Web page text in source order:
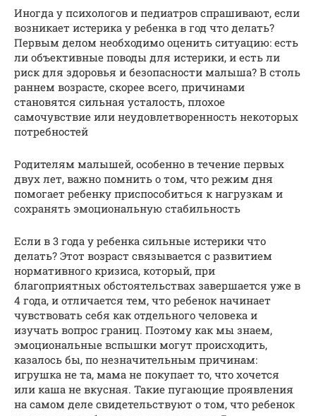
Иногда у психологов и педиатров спрашивают, если
возникает истерика у ребенка в год что делать?
Первым делом необходимо оценить ситуацию: есть
ли объективные поводы для истерики, и есть ли
риск для здоровья и безопасности малыша? В столь
раннем возрасте, скорее всего, причинами
становятся сильная усталость, плохое
самочувствие или неудовлетворенность некоторых
потребностей
Родителям малышей, особенно в течение первых
двух лет, важно помнить о том, что режим дня
помогает ребенку приспособиться к нагрузкам и
сохранять эмоциональную стабильность
Если в 3 года у ребенка сильные истерики что
делать? Этот возраст связывается с развитием
нормативного кризиса, который, при
благоприятных обстоятельствах завершается уже в
4 года, и отличается тем, что ребенок начинает
чувствовать себя как отдельного человека и
изучать вопрос границ. Поэтому как мы знаем,
эмоциональные вспышки могут происходить,
казалось бы, по незначительным причинам:
игрушка не та, мама не покупает то, что хочется
или каша не вкусная. Такие пугающие проявления
на самом деле свидетельствуют о том, что ребенок